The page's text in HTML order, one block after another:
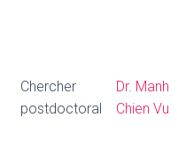
Chercher
postdoctoral
Dr. Manh
Chien Vu